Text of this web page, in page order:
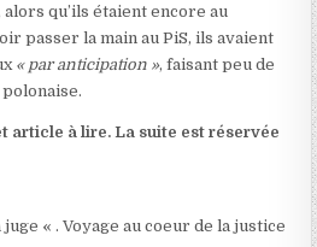
qu’ils étaient encore au
passer la main au PiS, ils avaient
« par anticipation », faisant peu de
article à lire. La suite est réservée
« . Voyage au coeur de la justice